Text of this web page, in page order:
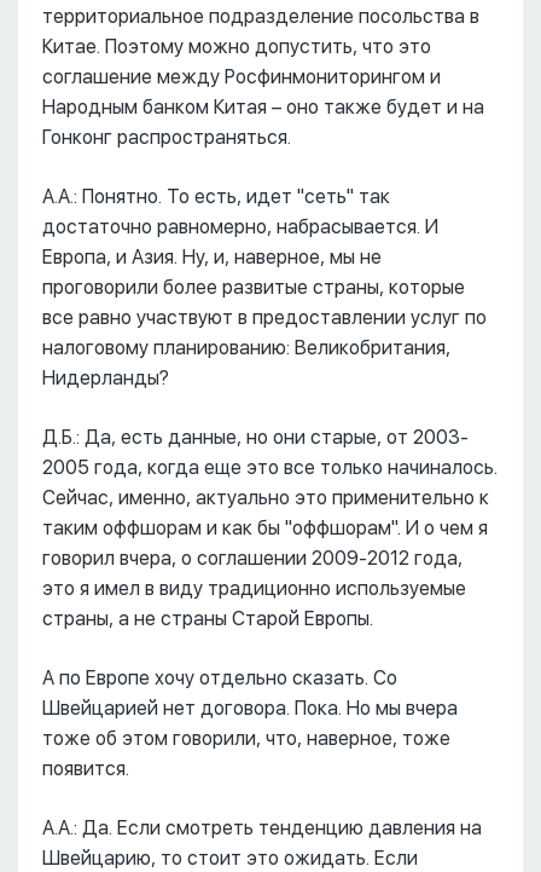
территориальное подразделение посольства в
Китае. Поэтому можно допустить, что это
соглашение между Росфинмониторингом и
Народным банком Китая – оно также будет и на
Гонконг распространяться.
А.А.: Понятно. То есть, идет "сеть" так
достаточно равномерно, набрасывается. И
Европа, и Азия. Ну, и, наверное, мы не
проговорили более развитые страны, которые
все равно участвуют в предоставлении услуг по
налоговому планированию: Великобритания,
Нидерланды?
Д.Б.: Да, есть данные, но они старые, от 2003-
2005 года, когда еще это все только начиналось.
Сейчас, именно, актуально это применительно к
таким оффшорам и как бы "оффшорам". И о чем я
говорил вчера, о соглашении 2009-2012 года,
это я имел в виду традиционно используемые
страны, а не страны Старой Европы.
А по Европе хочу отдельно сказать. Со
Швейцарией нет договора. Пока. Но мы вчера
тоже об этом говорили, что, наверное, тоже
появится.
А.А.: Да. Если смотреть тенденцию давления на
Швейцарию, то стоит это ожидать. Если